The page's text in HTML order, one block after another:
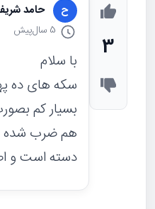
3
ح حامد
5 سال پیش
با سلام
سکه های ده
بسیار کم
هم ضرب شده
دسته است و